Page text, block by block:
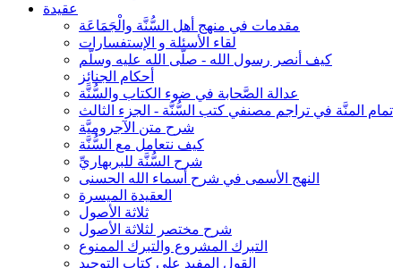
عقيدة
مقدمات في منهج أهل السُّنَّة والْجَمَاعَة
لقاء الأسئلة و الإستفسارات
كيف أنصر رسول الله - صلّى الله عليه وسلّم
أحكام الجنائِز
عدالة الصَّحابة في ضوء الكتاب والسُّنَّة
تمام المنَّة في تراجم مصنفي كتب السُّنَّة - الجزء الثالث
شرح متن الآجروميَّة
كيف نتعامل مع السُّنَّة
شرح السُّنَّة للبربهاريِّ
النهج الأسمى في شرح أسماء الله الحسنى
العقيدة الميسرة
ثلاثة الأصول
شرح مختصر لثلاثة الأصول
التبرك المشروع والتبرك الممنوع
القول المفيد على كتاب التوحيد